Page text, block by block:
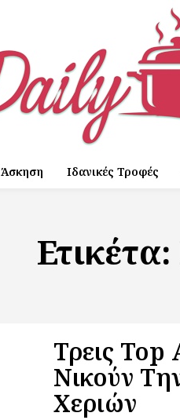
Άσκηση Ιδανικές Τροφές
Ετικέτα:
Τρεις Top
Νικούν
Χεριών